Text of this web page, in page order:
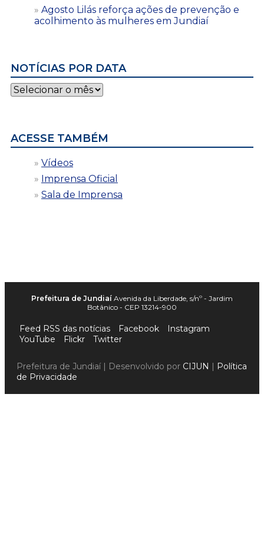
Agosto Lilás reforça ações de prevenção e
acolhimento às mulheres em Jundiaí
NOTÍCIAS POR DATA
Notícias
por
ACESSE TAMBÉM
Vídeos
Imprensa Oficial
Sala de Imprensa
Prefeitura de Jundiaí Avenida da Liberdade, s/nº - Jardim
Botânico - CEP 13214-900
Feed RSS das notícias Facebook
Instagram
YouTube
Flickr Twitter
Prefeitura de Jundiaí | Desenvolvido por CIJUN | Política
de Privacidade